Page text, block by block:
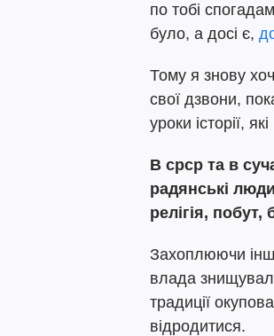
по тобі
було, а досі є,
Тому я знову
свої дзвони,
уроки історії,
В срср та в
радянські
релігія, побут,
Захоплюючи
влада
традиції
відродитися.